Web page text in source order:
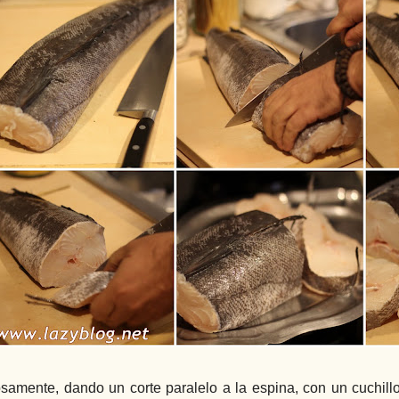
dando un corte paralelo a la espina, con un